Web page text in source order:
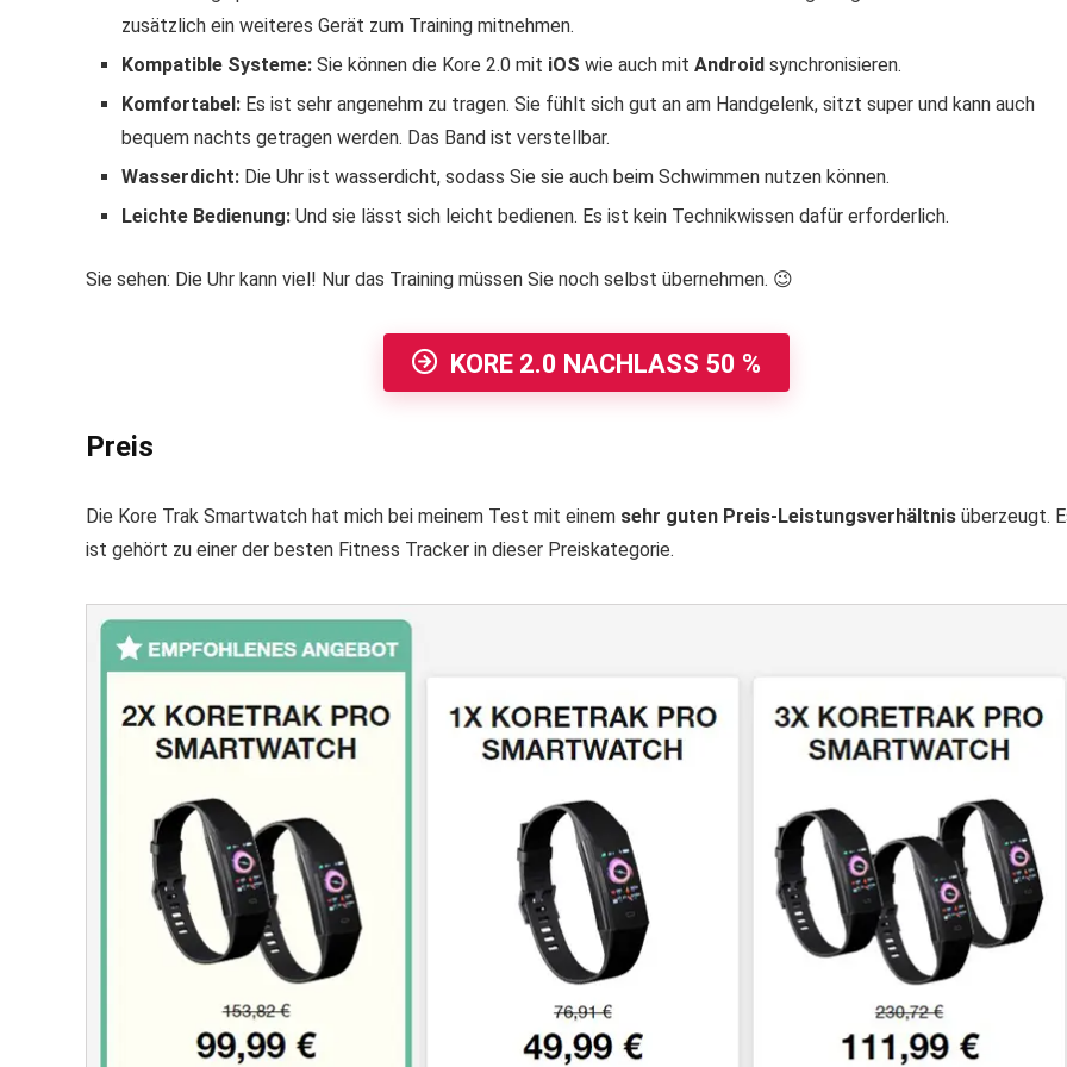
zusätzlich ein weiteres Gerät zum Training mitnehmen.
Kompatible Systeme: Sie können die Kore 2.0 mit iOS wie auch mit Android synchronisieren.
Komfortabel: Es ist sehr angenehm zu tragen. Sie fühlt sich gut an am Handgelenk, sitzt super und kann auch
bequem nachts getragen werden. Das Band ist verstellbar.
Wasserdicht: Die Uhr ist wasserdicht, sodass Sie sie auch beim Schwimmen nutzen können.
Leichte Bedienung: Und sie lässt sich leicht bedienen. Es ist kein Technikwissen dafür erforderlich.
Sie sehen: Die Uhr kann viel! Nur das Training müssen Sie noch selbst übernehmen. 😉
KORE 2.0 NACHLASS 50 %
Preis
Die Kore Trak Smartwatch hat mich bei meinem Test mit einem sehr guten Preis-Leistungsverhältnis überzeugt.
ist gehört zu einer der besten Fitness Tracker in dieser Preiskategorie.